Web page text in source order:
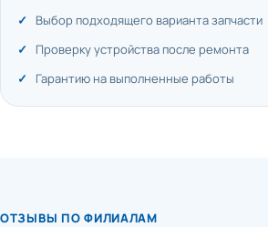
Выбор подходящего варианта запчасти
Проверку устройства после ремонта
Гарантию на выполненные работы
ОТЗЫВЫ ПО ФИЛИАЛАМ